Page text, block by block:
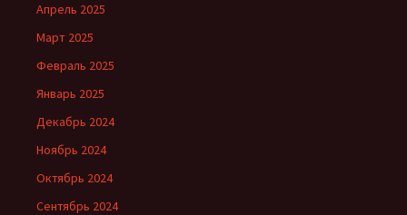
Апрель 2025
Март 2025
Февраль 2025
Январь 2025
Декабрь 2024
Ноябрь 2024
Октябрь 2024
Сентябрь 2024